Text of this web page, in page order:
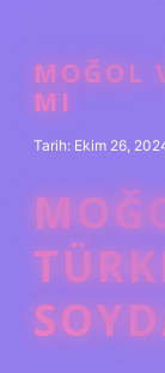
MOĞOL
MI
Tarih: Ekim 26,